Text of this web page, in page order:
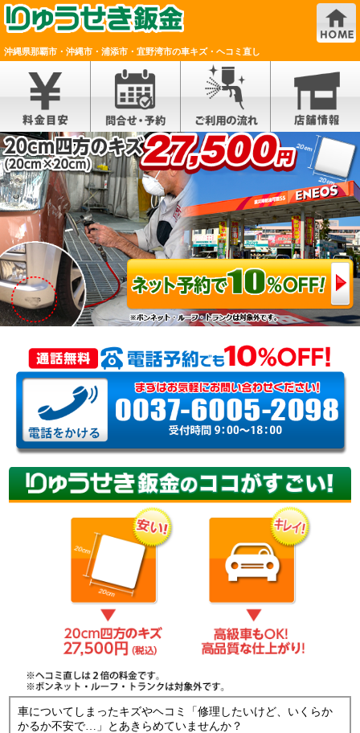
沖縄県那覇市・沖縄市・浦添市・宜野湾市の車キズ・ヘコミ直し
車についてしまったキズやヘコミ「修理したいけど、いくらか
かるか不安で…」とあきらめていませんか？